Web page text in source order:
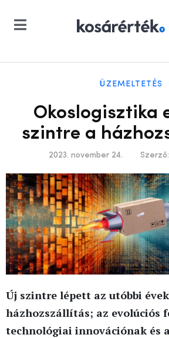
ÜZEMELTETÉS
Okoslogisztika
szintre a
2023. november 24. Szerző:
Új szintre lépett az utóbbi
házhozszállítás; az evolúciós
technológiai innovációnak és